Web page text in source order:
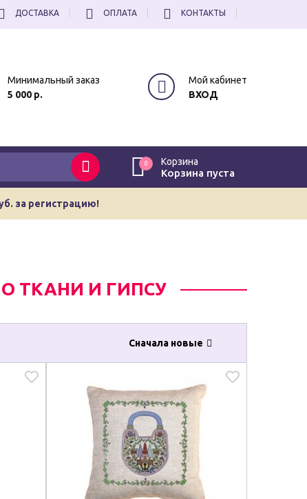
ДОСТАВКА ОПЛАТА КОНТАКТЫ
Минимальный заказ
5 000 р.
Мой кабинет
ВХОД
0 Корзина
Корзина пуста
за регистрацию!
ТКАНИ И ГИПСУ
Сначала новые